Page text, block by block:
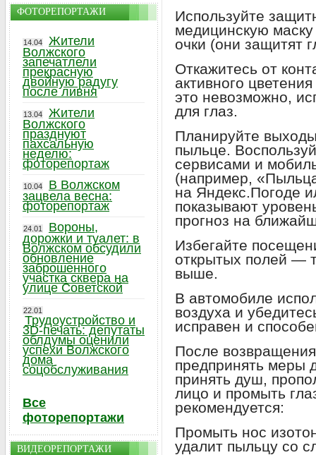
Используйте
медицинскую
очки (они защитят
Откажитесь от
активного
это невозможно,
для глаз.
Планируйте
пыльце.
сервисами и
(например,
на Яндекс.Погоде
показывают
прогноз на
Избегайте
открытых полей —
выше.
В автомобиле
воздуха и
исправен и
После
предпринять меры
принять душ,
лицо и промыть
рекомендуется:
Промыть нос
удалит пыльцу со
ФОТОРЕПОРТАЖИ
14.04
Жители
Волжского
запечатлели
прекрасную
двойную радугу
после ливня
13.04
Жители
Волжского
празднуют
пахсальную
неделю:
фоторепортаж
10.04
В Волжском
зацвела весна:
фоторепортаж
24.01
Вороны,
дорожки и туалет: в
Волжском обсудили
обновление
заброшенного
участка сквера на
улице Советской
22.01
Трудоустройство и
3D-печать: депутаты
облдумы оценили
успехи Волжского
дома
соцобслуживания
Все
фоторепортажи
ВИДЕОРЕПОРТАЖИ